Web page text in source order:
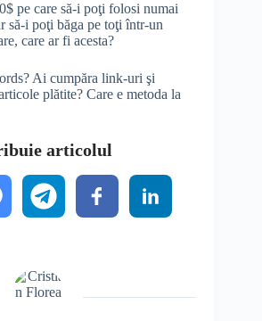
pe care să-i poţi folosi numai
să-i poţi băga pe toţi într-un
care ar fi acesta?
Ai cumpăra link-uri şi
plătite? Care e metoda la
articolul